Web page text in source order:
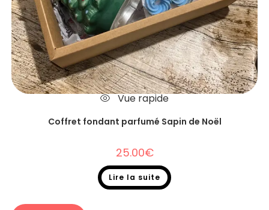
Vue rapide
Coffret fondant parfumé Sapin de Noël
25.00€
Lire la suite